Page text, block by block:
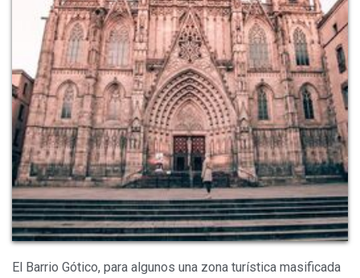
El Barrio Gótico, para algunos una zona turística masificada
Modificar cookies
Técnicas y funcionales
Siempre activas